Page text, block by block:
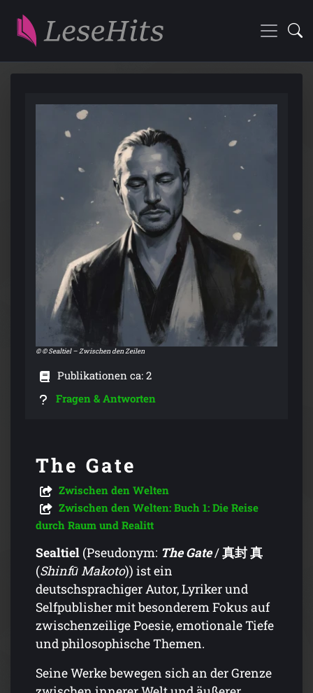
© © Sealtiel – Zwischen den Zeilen
Publikationen ca: 2
Fragen & Antworten
The Gate
Zwischen den Welten
Zwischen den Welten: Buch 1: Die Reise
durch Raum und Realitt
Sealtiel (Pseudonym: The Gate/真封 真
(Shinfū Makoto)) ist ein
deutschsprachiger Autor, Lyriker und
Selfpublisher mit besonderem Fokus auf
zwischenzeilige Poesie, emotionale Tiefe
und philosophische Themen.
Seine Werke bewegen sich an der Grenze